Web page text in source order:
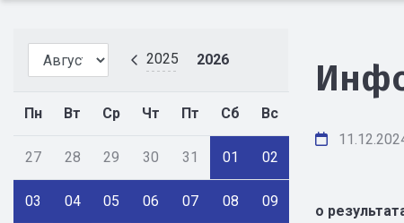
2025 2026
Пн Вт Ср Чт Пт Сб Вс
27 28 29 30 31 01 02
03 04 05 06 07 08 09
о